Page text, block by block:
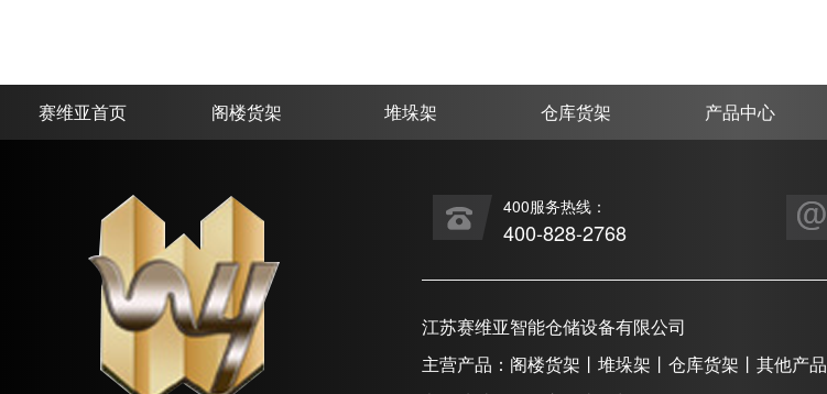
赛维亚首页 阁楼货架 堆垛架 仓库货架 产品中心
400服务热线：
400-828-2768
江苏赛维亚智能仓储设备有限公司
主营产品：阁楼货架丨堆垛架丨仓库货架丨其他产品